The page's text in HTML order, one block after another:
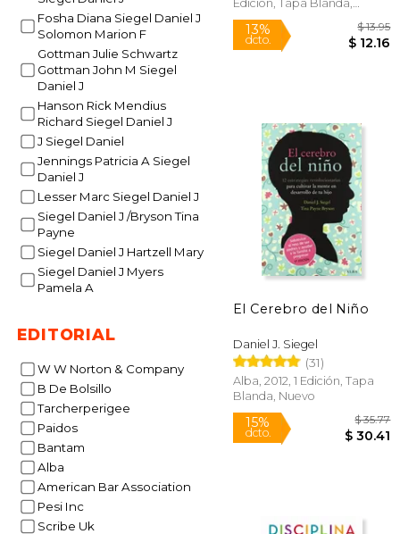
Fosha Diana Siegel Daniel J
Solomon Marion F
Gottman Julie Schwartz
Gottman John M Siegel
Daniel J
Hanson Rick Mendius
Richard Siegel Daniel J
J Siegel Daniel
Jennings Patricia A Siegel
Daniel J
Lesser Marc Siegel Daniel J
Siegel Daniel J /Bryson Tina
Payne
Siegel Daniel J Hartzell Mary
Siegel Daniel J Myers
Pamela A
EDITORIAL
W W Norton & Company
B De Bolsillo
Tarcherperigee
Paidos
Bantam
Alba
American Bar Association
Pesi Inc
Scribe Uk
Edición, Tapa Blanda,
Nuevo
13%
dcto.
El Cerebro del Niño
Daniel J. Siegel
(31)
Alba, 2012, 1 Edición, Tapa
Blanda, Nuevo